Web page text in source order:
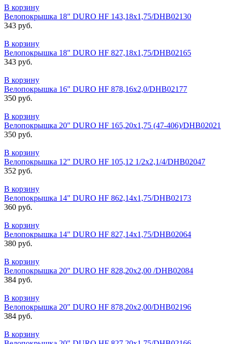
В корзину
Велопокрышка 18" DURO HF 143,18x1,75/DHB02130
343 руб.
В корзину
Велопокрышка 18" DURO HF 827,18x1,75/DHB02165
343 руб.
В корзину
Велопокрышка 16" DURO HF 878,16x2,0/DHB02177
350 руб.
В корзину
Велопокрышка 20" DURО HF 165,20x1,75 (47-406)/DНB02021
350 руб.
В корзину
Велопокрышка 12" DURO HF 105,12 1/2x2,1/4/DHB02047
352 руб.
В корзину
Велопокрышка 14" DURO HF 862,14x1,75/DHB02173
360 руб.
В корзину
Велопокрышка 14" DURO HF 827,14x1,75/DHB02064
380 руб.
В корзину
Велопокрышка 20" DURO HF 828,20x2,00 /DHB02084
384 руб.
В корзину
Велопокрышка 20" DURO HF 878,20x2,00/DHB02196
384 руб.
В корзину